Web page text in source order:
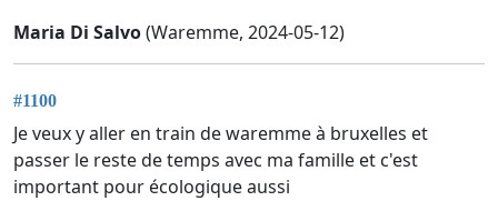
Maria Di Salvo(Waremme, 2024-05-12)
#1100
Je veux y aller en train de waremme à bruxelles et
passer le reste de temps avec ma famille et c'est
important pour écologique aussi